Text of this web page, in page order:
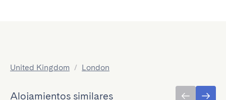
United Kingdom / London
Alojamientos similares